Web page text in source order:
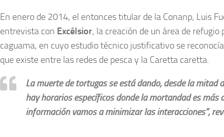
En enero de 2014, el entonces titular de la Conanp, Luis
entrevista con Excélsior, la creación de un área de
caguama, en cuyo estudio técnico justificativo se
que existe entre las redes de pesca y la Caretta caretta.
La muerte de tortugas se está dando, desde la mitad
hay horarios específicos donde la mortandad es más
información vamos a minimizar las interacciones”,